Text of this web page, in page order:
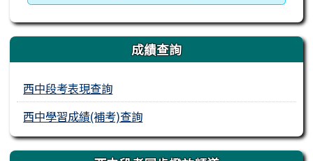
成績查詢
西中段考表現查詢
西中學習成績(補考)查詢